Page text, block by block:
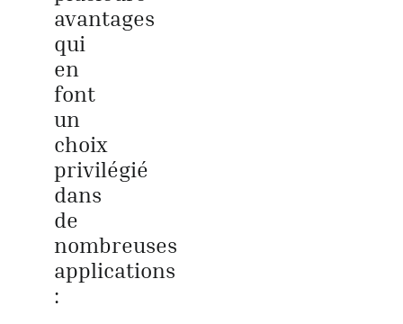
avantages
qui
en
font
un
choix
privilégié
dans
de
nombreuses
applications
: